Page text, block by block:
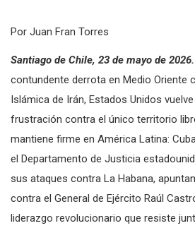
Por Juan Fran Torres
Santiago de Chile, 23 de mayo de 2026.
contundente derrota en Medio Oriente
Islámica de Irán, Estados Unidos
frustración contra el único territorio
mantiene firme en América Latina:
el Departamento de Justicia
sus ataques contra La Habana,
contra el General de Ejército Raúl
liderazgo revolucionario que resiste